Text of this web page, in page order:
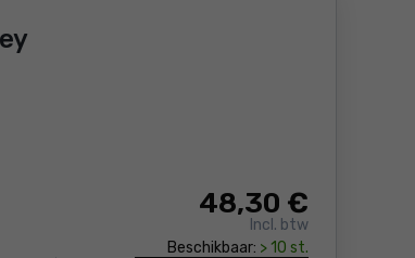
48,30 €
Incl. btw
Beschikbaar: > 10 st.